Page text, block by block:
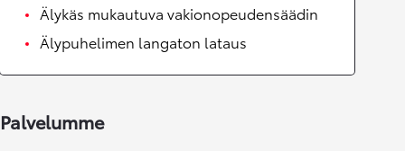
Älykäs mukautuva vakionopeudensäädin
Älypuhelimen langaton lataus
Palvelumme